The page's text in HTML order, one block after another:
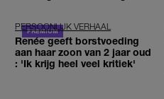
PERSOONLIJK VERHAAL
Renée geeft borstvoeding
aan haar zoon van 2 jaar oud
: 'Ik krijg heel veel kritiek'